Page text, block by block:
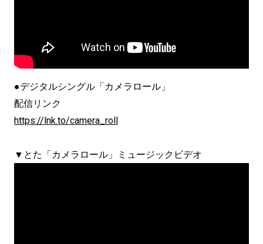
●デジタルシングル「カメラロール」
配信リンク
https://lnk.to/camera_roll
▼とた「カメラロール」ミュージックビデオ